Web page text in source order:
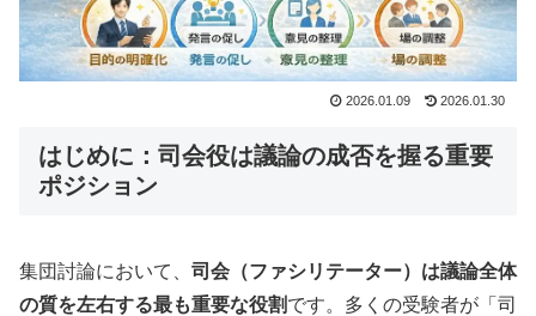
2026.01.09 2026.01.30
はじめに：司会役は議論の成否を握る重要
ポジション
集団討論において、 司会（ファシリテーター）は議論全体
の質を左右する最も重要な役割です。多くの受験者が「司